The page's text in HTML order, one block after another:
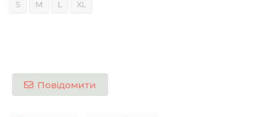
S M L XL
Повідомити